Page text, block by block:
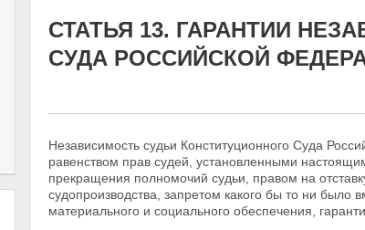
СТАТЬЯ 13. ГАРАНТИИ
СУДА РОССИЙСКОЙ
Независимость судьи Конституционного Суда
равенством прав судей, установленными
прекращения полномочий судьи, правом на
судопроизводства, запретом какого бы то ни было
материального и социального обеспечения,